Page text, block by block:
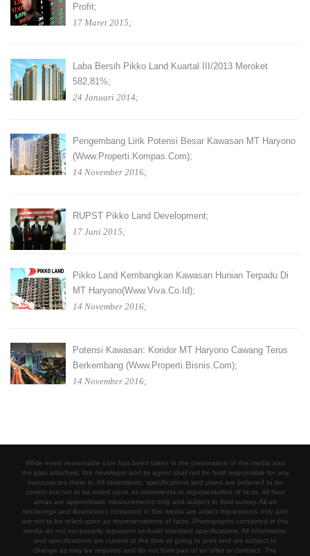
Profit;
17 Maret 2015;
Laba Bersih Pikko Land Kuartal III/2013 Meroket
582,81%;
24 Januari 2014;
Pengembang Lirik Potensi Besar Kawasan MT Haryono
(www.properti.kompas.com);
14 November 2016;
RUPST Pikko Land Development;
17 Juni 2015;
Pikko Land Kembangkan Kawasan Hunian Terpadu Di
MT Haryono(www.viva.co.id);
14 November 2016;
Potensi Kawasan: Koridor MT Haryono Cawang Terus
Berkembang (www.properti.bisnis.com);
14 November 2016;
While every reasonable care has been taken in the preparation of this media and
the plan attached, the developer and its agent shall not be held responsible for any
inaccuracies there in. All statements, specifications and plans are believed to be
correct but not to be relied upon as statements or representation of facts. All floor
areas are approximate measurements only and subject to final survey. All art
renderings and illustrations contained in this media are artist’s impressions only and
are not to be relied upon as representations of facts. Photographs contained in this
media do not necessarily represent as-build standard specifications. All information
and specifications are current at the time of going to print and are subject to
change as may be required and do not form part of an offer or contract. The